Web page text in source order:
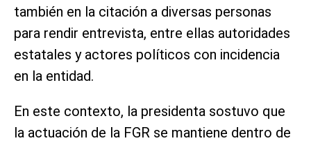
también en la citación a diversas personas
para rendir entrevista, entre ellas autoridades
estatales y actores políticos con incidencia
en la entidad.
En este contexto, la presidenta sostuvo que
la actuación de la FGR se mantiene dentro de